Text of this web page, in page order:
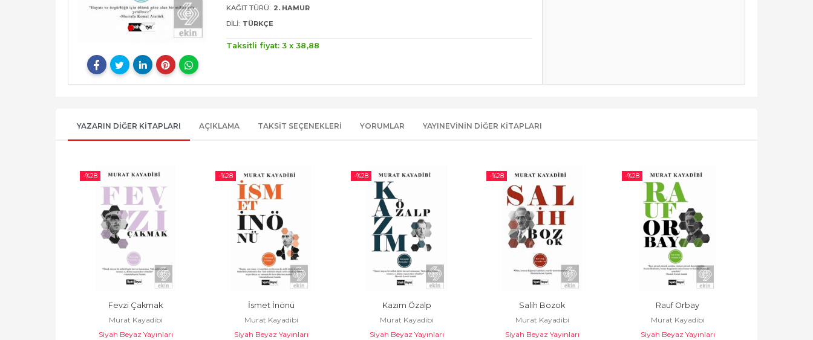
KAĞIT TÜRÜ: 2. HAMUR
DILI: TÜRKÇE
Taksitli fiyat: 3 x38 ,88
YAZARIN DIĞER KITAPLARI AÇIKLAMA TAKSIT SEÇENEKLERI YORUMLAR YAYINEVININ DIĞER KITAPLARI
-%28
Fevzi Çakmak
Murat Kayadibi
Siyah Beyaz Yayınları
-%28
İsmet İnönü
Murat Kayadibi
Siyah Beyaz Yayınları
-%28
Kazım Özalp
Murat Kayadibi
Siyah Beyaz Yayınları
-%28
Salih Bozok
Murat Kayadibi
Siyah Beyaz Yayınları
-%28
Rauf Orbay
Murat Kayadibi
Siyah Beyaz Yayınları